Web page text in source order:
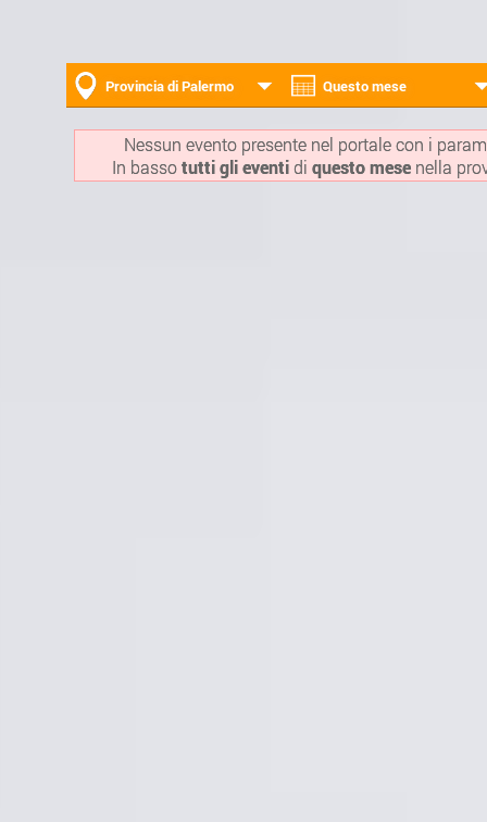
Provincia di Palermo Questo mese
Nessun evento presente nel portale con i
In bassotutti gli eventidi questo mesenella